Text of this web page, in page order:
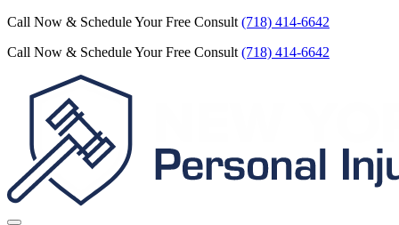
Call Now & Schedule Your Free Consult (718) 414-6642
Call Now & Schedule Your Free Consult (718) 414-6642